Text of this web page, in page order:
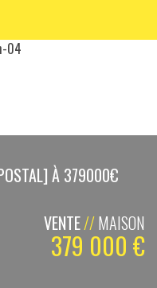
À 379000€
VENTE//MAISON
379 000 €